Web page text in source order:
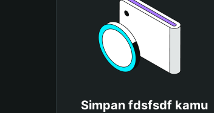
Simpan fdsfsdf kamu